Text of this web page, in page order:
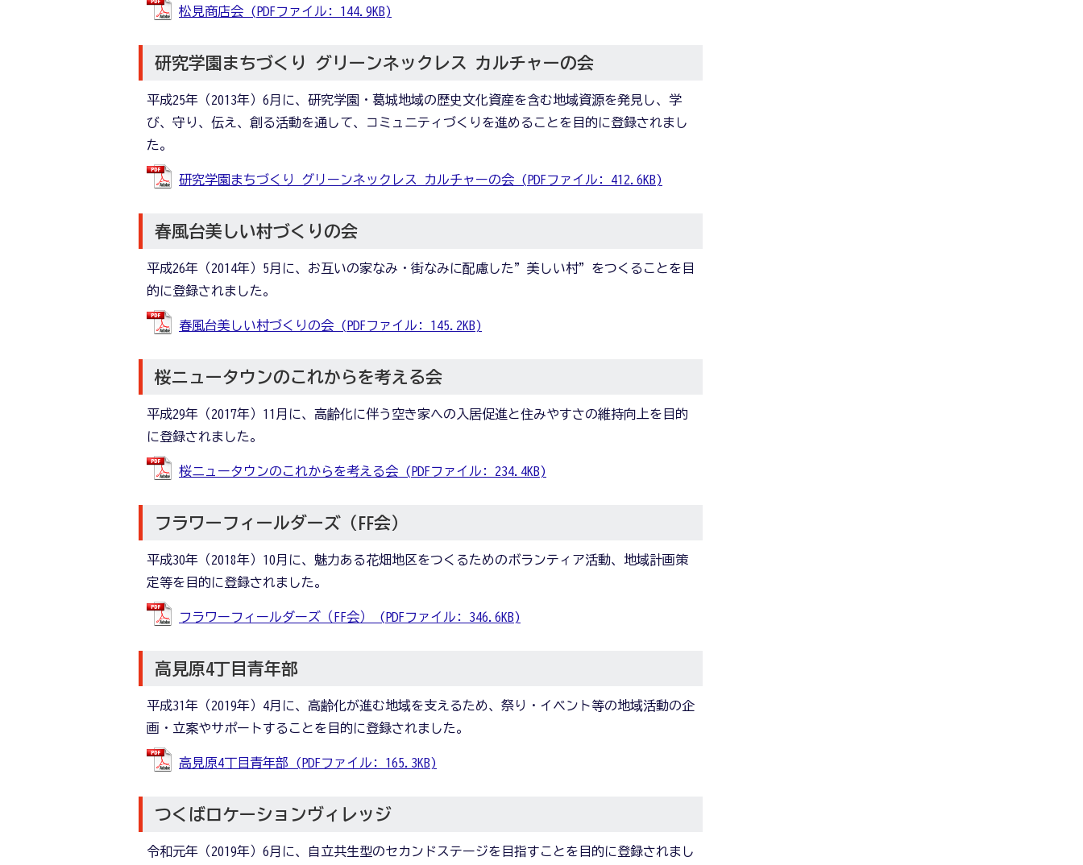
松見商店会 (PDFファイル: 144.9KB)
研究学園まちづくり グリーンネックレス カルチャーの会
平成25年（2013年）6月に、研究学園・葛城地域の歴史文化資産を含む地域資源を発見し、学
び、守り、伝え、創る活動を通して、コミュニティづくりを進めることを目的に登録されまし
た。
研究学園まちづくり グリーンネックレス カルチャーの会 (PDFファイル: 412.6KB)
春風台美しい村づくりの会
平成26年（2014年）5月に、お互いの家なみ・街なみに配慮した”美しい村”をつくることを目
的に登録されました。
春風台美しい村づくりの会 (PDFファイル: 145.2KB)
桜ニュータウンのこれからを考える会
平成29年（2017年）11月に、高齢化に伴う空き家への入居促進と住みやすさの維持向上を目的
に登録されました。
桜ニュータウンのこれからを考える会 (PDFファイル: 234.4KB)
フラワーフィールダーズ（FF会）
平成30年（2018年）10月に、魅力ある花畑地区をつくるためのボランティア活動、地域計画策
定等を目的に登録されました。
フラワーフィールダーズ（FF会） (PDFファイル: 346.6KB)
高見原4丁目青年部
平成31年（2019年）4月に、高齢化が進む地域を支えるため、祭り・イベント等の地域活動の企
画・立案やサポートすることを目的に登録されました。
高見原4丁目青年部 (PDFファイル: 165.3KB)
つくばロケーションヴィレッジ
令和元年（2019年）6月に、自立共生型のセカンドステージを目指すことを目的に登録されまし